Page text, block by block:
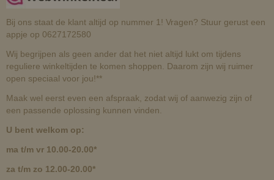
Bij ons staat de klant altijd op nummer 1! Vragen? Stuur gerust een
appje op 0627172580
Wij begrijpen als geen ander dat het niet altijd lukt om tijdens
reguliere winkeltijden te komen shoppen. Daarom zijn wij ruimer
open speciaal voor jou!**
Maak wel eerst even een afspraak, zodat wij of aanwezig zijn of
een passende oplossing kunnen vinden.
U bent welkom op:
ma t/m vr 10.00-20.00*
za t/m zo 12.00-20.00*